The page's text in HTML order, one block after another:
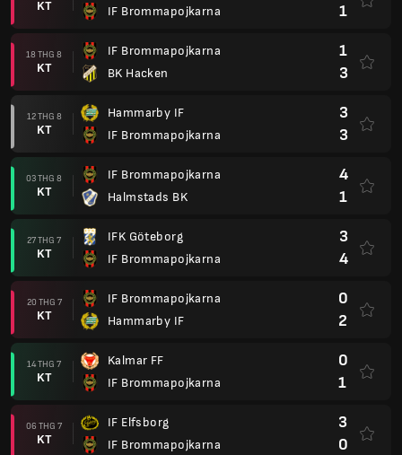
KT
IF Brommapojkarna
1
18 THG 8
KT
IF Brommapojkarna
BK Hacken
1
3
12 THG 8
KT
Hammarby IF
IF Brommapojkarna
3
3
03 THG 8
KT
IF Brommapojkarna
Halmstads BK
4
1
27 THG 7
KT
IFK Göteborg
IF Brommapojkarna
3
4
20 THG 7
KT
IF Brommapojkarna
Hammarby IF
0
2
14 THG 7
KT
Kalmar FF
IF Brommapojkarna
0
1
06 THG 7
KT
IF Elfsborg
IF Brommapojkarna
3
0